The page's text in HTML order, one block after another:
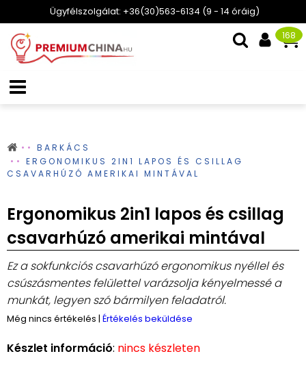
Ügyfélszolgálat: +36(30)563-6134 (9 - 14 óráig)
168
BARKÁCS
ERGONOMIKUS 2IN1 LAPOS ÉS CSILLAG
CSAVARHÚZÓ AMERIKAI MINTÁVAL
Ergonomikus 2in1 lapos és csillag
csavarhúzó amerikai mintával
Ez a sokfunkciós csavarhúzó ergonomikus nyéllel és
csúszásmentes felülettel varázsolja kényelmessé a
munkát, legyen szó bármilyen feladatról.
Még nincs értékelés | Értékelés beküldése
Készlet információ: nincs készleten